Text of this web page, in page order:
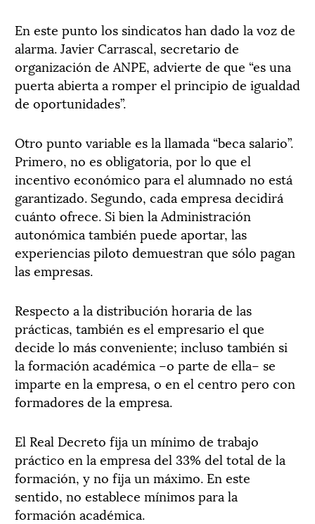
En este punto los sindicatos han dado la voz de
alarma. Javier Carrascal, secretario de
organización de ANPE, advierte de que “es una
puerta abierta a romper el principio de igualdad
de oportunidades”.
Otro punto variable es la llamada “beca salario”.
Primero, no es obligatoria, por lo que el
incentivo económico para el alumnado no está
garantizado. Segundo, cada empresa decidirá
cuánto ofrece. Si bien la Administración
autonómica también puede aportar, las
experiencias piloto demuestran que sólo pagan
las empresas.
Respecto a la distribución horaria de las
prácticas, también es el empresario el que
decide lo más conveniente; incluso también si
la formación académica –o parte de ella– se
imparte en la empresa, o en el centro pero con
formadores de la empresa.
El Real Decreto fija un mínimo de trabajo
práctico en la empresa del 33% del total de la
formación, y no fija un máximo. En este
sentido, no establece mínimos para la
formación académica.